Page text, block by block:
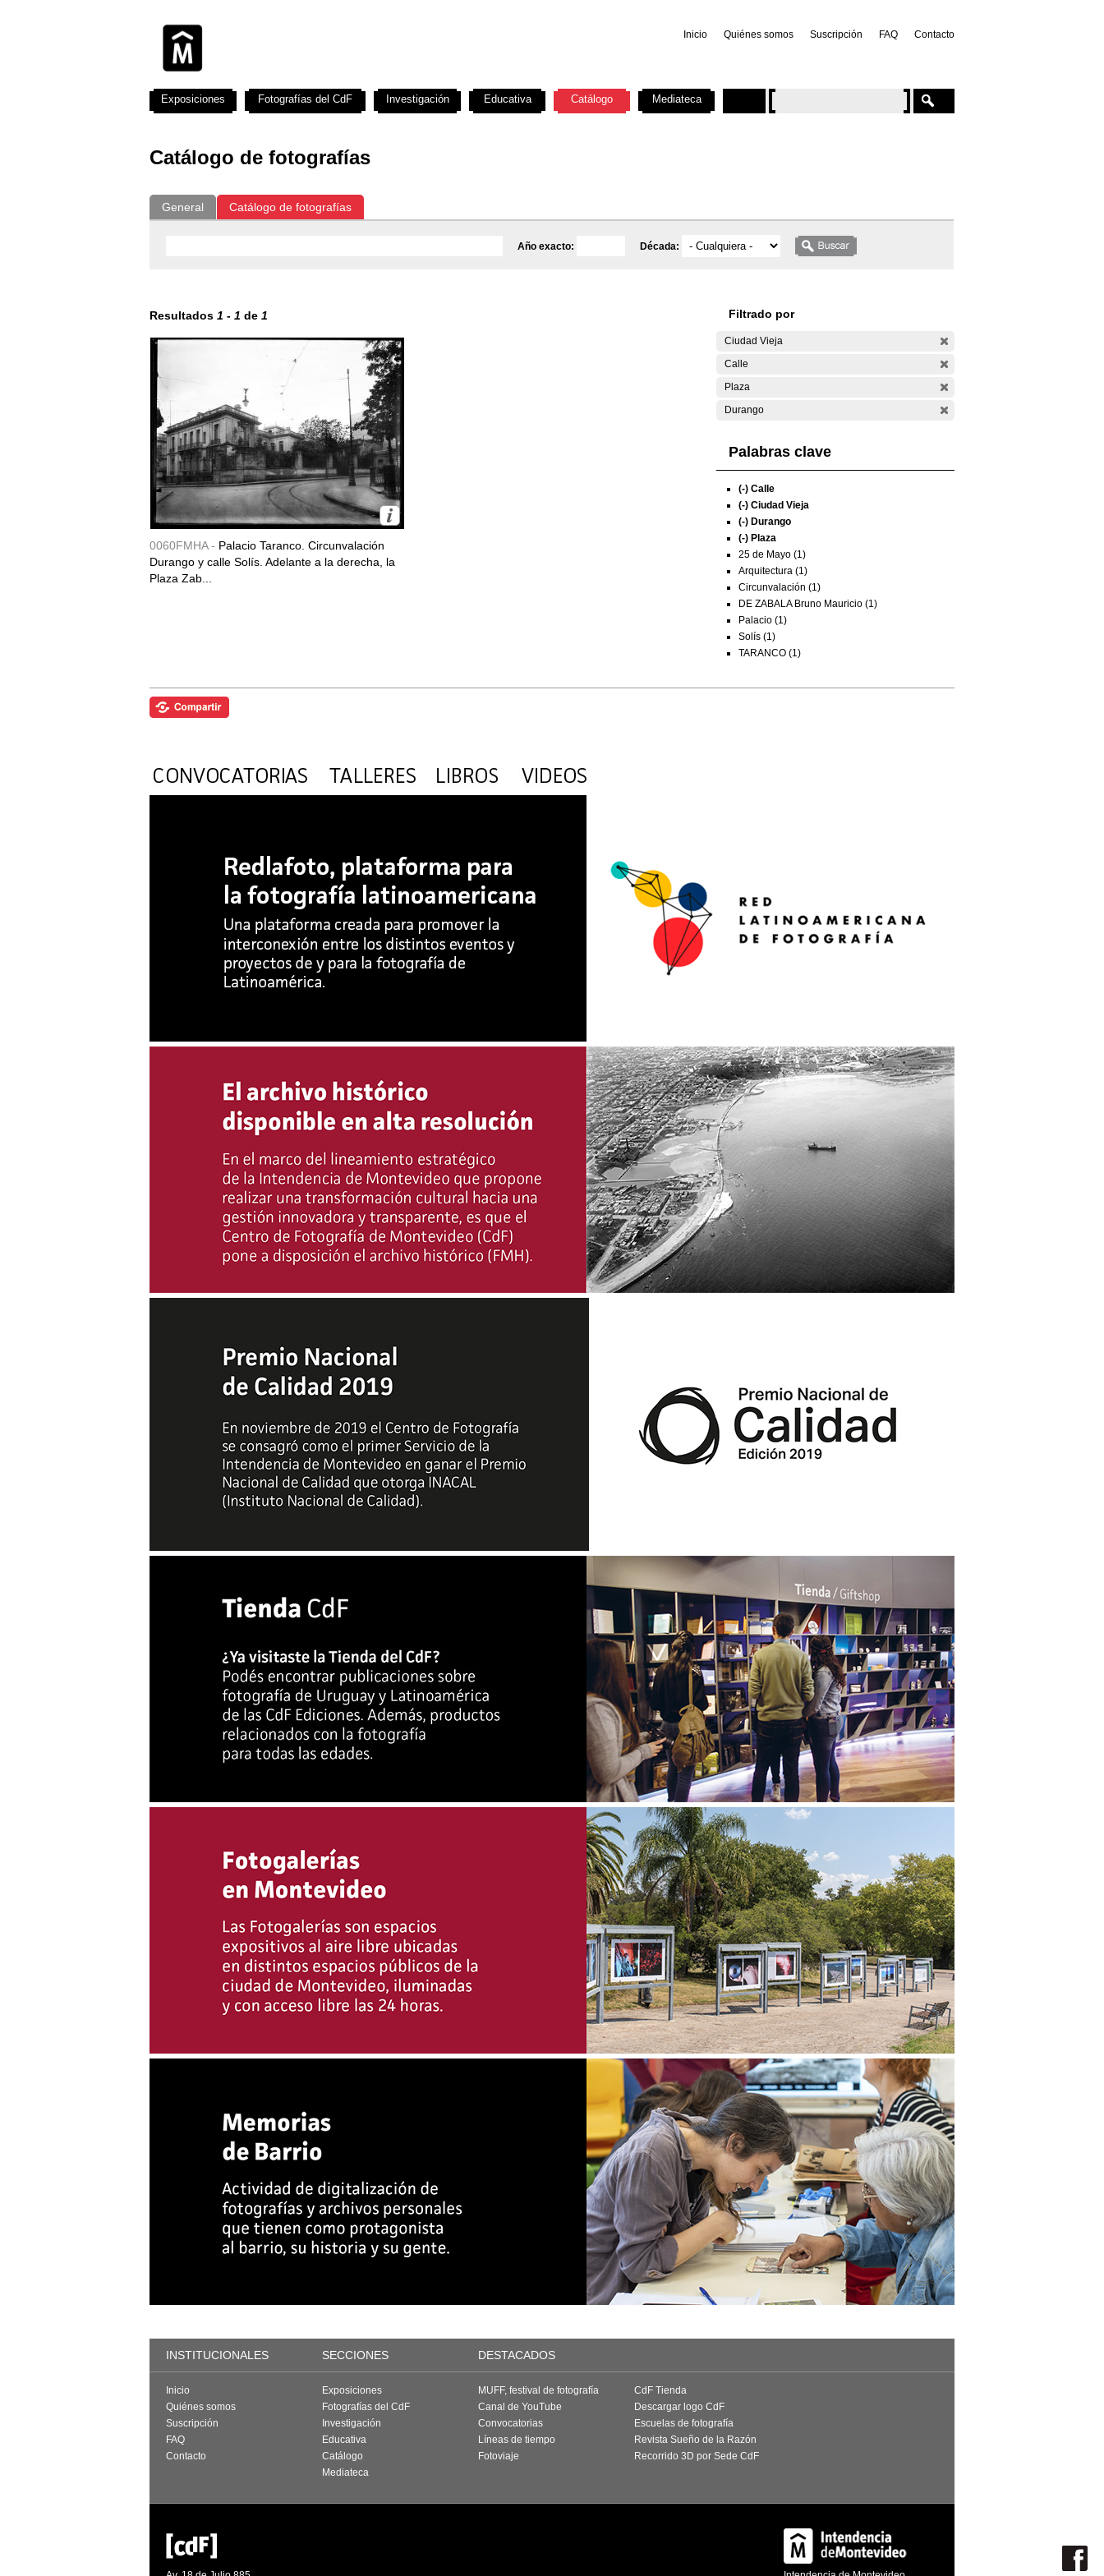
Inicio Quiénes somos Suscripción FAQ Contacto
Catálogo de fotografías
General Catálogo de fotografías
Año exacto: Década:
Resultados 1 - 1 de 1
0060FMHA - Palacio Taranco. Circunvalación
Durango y calle Solís. Adelante a la derecha, la
Plaza Zab...
Filtrado por
Ciudad Vieja
Calle
Plaza
Durango
Palabras clave
(-) Calle
(-) Ciudad Vieja
(-) Durango
(-) Plaza
25 de Mayo (1)
Arquitectura (1)
Circunvalación (1)
DE ZABALA Bruno Mauricio (1)
Palacio (1)
Solís (1)
TARANCO (1)
Exposiciones Fotografías del CdF Investigación Educativa Catálogo Mediateca
INSTITUCIONALES SECCIONES DESTACADOS
Inicio
Quiénes somos
Suscripción
FAQ
Contacto
Exposiciones
Fotografías del CdF
Investigación
Educativa
Catálogo
Mediateca
MUFF, festival de fotografía
Canal de YouTube
Convocatorias
Líneas de tiempo
Fotoviaje
CdF Tienda
Descargar logo CdF
Escuelas de fotografía
Revista Sueño de la Razón
Recorrido 3D por Sede CdF